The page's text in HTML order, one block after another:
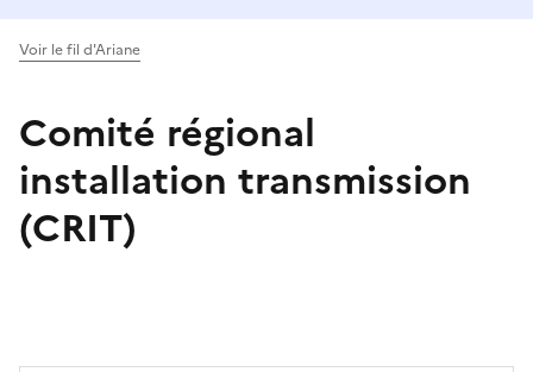
Voir le fil d'Ariane
Comité régional
installation transmission
(CRIT)